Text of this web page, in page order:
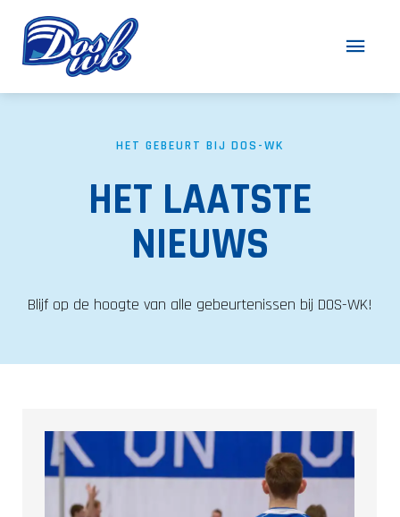
HET GEBEURT BIJ DOS-WK
HET LAATSTE
NIEUWS
Blijf op de hoogte van alle gebeurtenissen bij DOS-WK!